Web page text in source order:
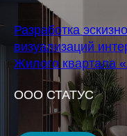
Разработка
визуализаций
Жилого квартала
OOO СТАТУС